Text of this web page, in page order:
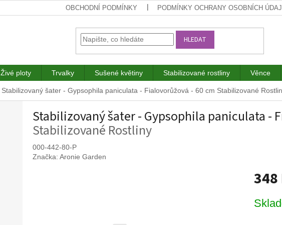
OBCHODNÍ PODMÍNKY PODMÍNKY OCHRANY OSOBNÍCH
HLEDAT
Živé ploty Trvalky Sušené květiny Stabilizované rostliny Věnce
Stabilizovaný šater - Gypsophila paniculata - Fialovorůžová - 60 cm Stabilizované
Stabilizovaný šater - Gypsophila paniculata -
Stabilizované Rostliny
000-442-80-P
Značka: Aronie Garden
348
cena: